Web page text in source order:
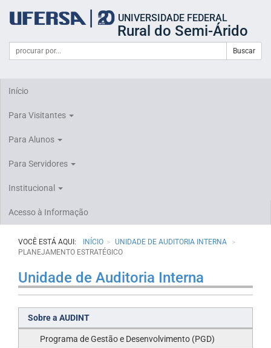
portal
UFERSA
UNIVERSIDADE FEDERAL
Rural do Semi-Árido
Formulário
Busca
Campo
de
Buscar
Início
Para Visitantes
Para Alunos
Para Servidores
Institucional
Acesso à Informação
VOCÊ ESTÁ AQUI: INÍCIO
UNIDADE DE AUDITORIA INTERNA
PLANEJAMENTO ESTRATÉGICO
Unidade de Auditoria Interna
Sobre a AUDINT
Programa de Gestão e Desenvolvimento (PGD)